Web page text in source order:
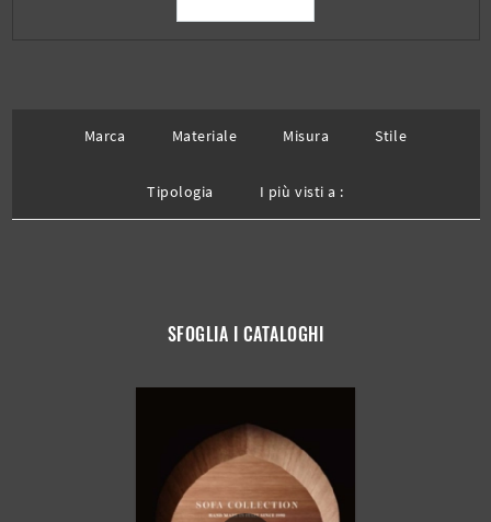
Marca Materiale Misura Stile
Tipologia I più visti a :
SFOGLIA I CATALOGHI